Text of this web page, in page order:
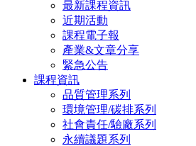
最新課程資訊
近期活動
課程電子報
產業&文章分享
緊急公告
課程資訊
品質管理系列
環境管理/碳排系列
社會責任/驗廠系列
永續議題系列